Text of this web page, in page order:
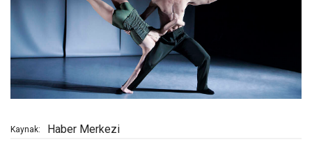
Kaynak: Haber Merkezi